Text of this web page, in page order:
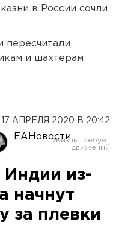
в России сочли
пересчитали
и шахтерам
17 АПРЕЛЯ 2020 В 20:42
ЕАНовости
Индии из-
начнут
за плевки